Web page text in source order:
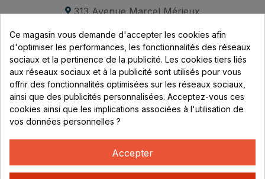
313 Avenue Marcel Mérieux
69530 Brignais
Lundi au vendredi :
8h - 16h
uniquement sur Rendez-vous
CONTACT
04 78 37 00 68
contact@rhonephilatelie.fr
Ce magasin vous demande d'accepter les cookies afin
d'optimiser les performances, les fonctionnalités des réseaux
sociaux et la pertinence de la publicité. Les cookies tiers liés
aux réseaux sociaux et à la publicité sont utilisés pour vous
offrir des fonctionnalités optimisées sur les réseaux sociaux,
ainsi que des publicités personnalisées. Acceptez-vous ces
cookies ainsi que les implications associées à l'utilisation de
vos données personnelles ?
Accepter